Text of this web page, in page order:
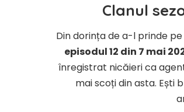
Clanul
Din dorința de a-l prinde
episodul 12 din 7 mai
înregistrat nicăieri ca
mai scoți din asta. Ești